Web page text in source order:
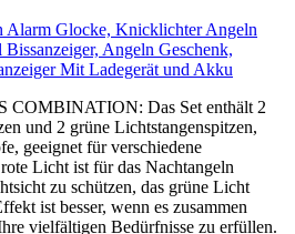
Glocke, Knicklichter Angeln
Angeln Geschenk,
Mit Ladegerät und Akku
Das Set enthält 2
und 2 grüne Lichtstangenspitzen,
geeignet für verschiedene
Licht ist für das Nachtangeln
zu schützen, das grüne Licht
ist besser, wenn es zusammen
vielfältigen Bedürfnisse zu erfüllen.